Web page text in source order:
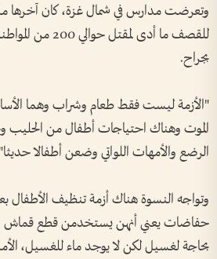
وتعرضت مدارس في شمال غزة، كان آخرها
للقصف ما أدى
بجراح.
"الأزمة ليست فقط طعام وشراب وهما
الموت وهناك احتياجات أطفال من الحليب
الرضع والأمهات اللواتي وضعن أطفالا
وتواجه النسوة هناك أزمة تنظيف الأطفال
حفاضات يعني أنهن يستخدمن قطع قماش
بحاجة لغسيل لكن لا يوجد ماء للغسيل،